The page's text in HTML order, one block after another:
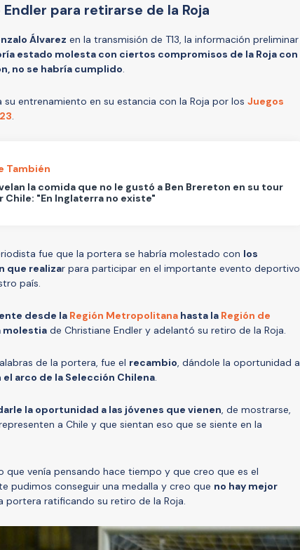
para retirarse de la Roja
Álvarez en la transmisión de T13, la información preliminar
estado molesta con ciertos compromisos de la Roja con
no se habría cumplido.
entrenamiento en su estancia con la Roja por los Juegos
.
También
la comida que no le gustó a Ben Brereton en su tour
Chile: "En Inglaterra no existe"
fue que la portera se habría molestado con los
que realizar para participar en el importante evento deportivo
país.
desde la Región Metropolitana hasta la Región de
molestia de Christiane Endler y adelantó su retiro de la Roja.
de la portera, fue el recambio, dándole la oportunidad a
arco de la Selección Chilena.
la oportunidad a las jóvenes que vienen, de mostrarse,
a Chile y que sientan eso que se siente en la
que venía pensando hace tiempo y que creo que es el
pudimos conseguir una medalla y creo que no hay mejor
portera ratificando su retiro de la Roja.